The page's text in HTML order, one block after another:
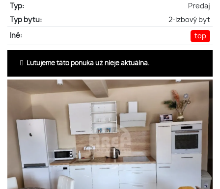
Typ:
Predaj
Typ bytu:
2-izbový byt
Iné: top
Ľutujeme táto ponuka už nieje aktuálna.